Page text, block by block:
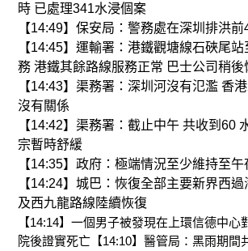
時 已處理341水浸個案
【14:49】保安局：警務處在深圳排洪
【14:45】運輸署：港鐵觀塘線石硤尾
務 港鐵其餘路線服務正常 巴士公司稍後
【14:43】渠務署：深圳河沒有氾濫 香
沒有關係
【14:42】渠務署：截止中午 共收到60
宗暫時舒緩
【14:35】政府：極端情況至少維持至
【14:24】城巴：恢復全部主要新界西
及西九龍路線陸續恢復
【14:14】一個男子被發現在上環信德中心
院後證實死亡【14:10】醫管局：黑雨期間